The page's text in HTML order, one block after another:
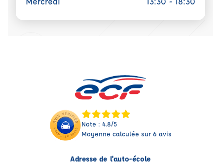
Note : 4.8/5
Moyenne calculée sur 6 avis
Adresse de l'auto-école